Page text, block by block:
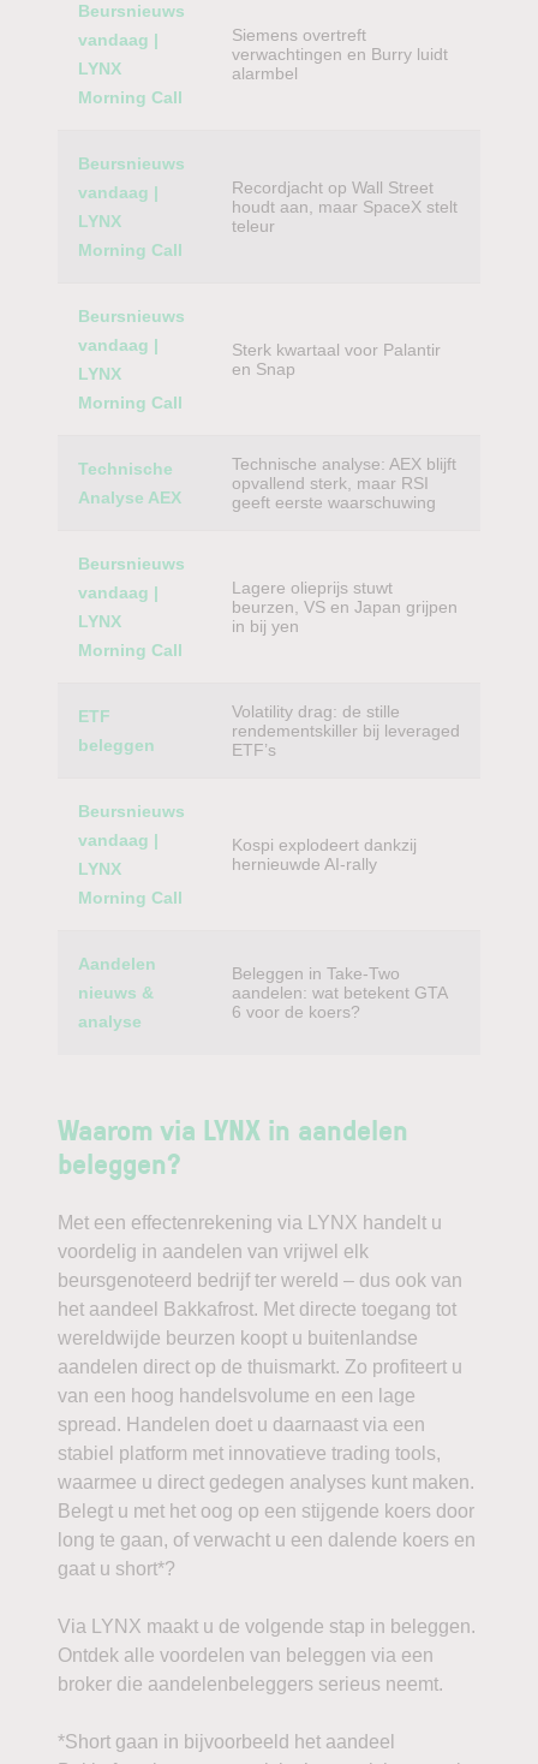
Beursnieuws
vandaag |
LYNX
Morning Call
Siemens overtreft
verwachtingen en Burry luidt
alarmbel
Beursnieuws
vandaag |
LYNX
Morning Call
Recordjacht op Wall Street
houdt aan, maar SpaceX stelt
teleur
Beursnieuws
vandaag |
LYNX
Morning Call
Sterk kwartaal voor Palantir
en Snap
Technische
Analyse AEX
Technische analyse: AEX blijft
opvallend sterk, maar RSI
geeft eerste waarschuwing
Beursnieuws
vandaag |
LYNX
Morning Call
Lagere olieprijs stuwt
beurzen, VS en Japan grijpen
in bij yen
ETF
beleggen
Volatility drag: de stille
rendementskiller bij leveraged
ETF’s
Beursnieuws
vandaag |
LYNX
Morning Call
Kospi explodeert dankzij
hernieuwde AI-rally
Aandelen
nieuws &
analyse
Beleggen in Take-Two
aandelen: wat betekent GTA
6 voor de koers?
Waarom via LYNX in aandelen
beleggen?
Met een effectenrekening via LYNX handelt u
voordelig in aandelen van vrijwel elk
beursgenoteerd bedrijf ter wereld – dus ook van
het aandeel Bakkafrost. Met directe toegang tot
wereldwijde beurzen koopt u buitenlandse
aandelen direct op de thuismarkt. Zo profiteert u
van een hoog handelsvolume en een lage
spread. Handelen doet u daarnaast via een
stabiel platform met innovatieve trading tools,
waarmee u direct gedegen analyses kunt maken.
Belegt u met het oog op een stijgende koers door
long te gaan, of verwacht u een dalende koers en
gaat u short*?
Via LYNX maakt u de volgende stap in beleggen.
Ontdek alle voordelen van beleggen via een
broker die aandelenbeleggers serieus neemt.
*Short gaan in bijvoorbeeld het aandeel